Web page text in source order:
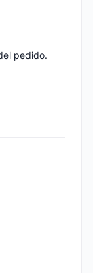
pedido.